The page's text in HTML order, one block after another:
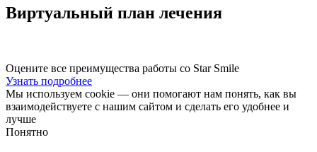
Виртуальный план лечения
Оцените все преимущества работы со Star Smile
Узнать подробнее
Мы используем cookie — они помогают нам понять, как вы
взаимодействуете с нашим сайтом и сделать его удобнее и
лучше
Понятно